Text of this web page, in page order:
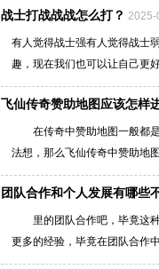
战士打战战战怎么打？ 2025-
有人觉得战士强有人觉得战士
趣，现在我们也可以让自己更
飞仙传奇赞助地图应该怎样
在传奇中赞助地图一般都是
法想，那么飞仙传奇中赞助地
团队合作和个人发展有哪些
里的团队合作吧，毕竟这种
更多的经验，毕竟在团队合作